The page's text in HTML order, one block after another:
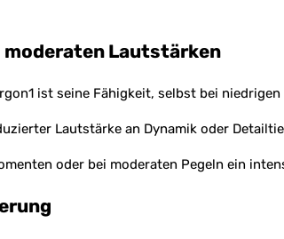
Lautstärken
ist seine Fähigkeit, selbst bei
Lautstärke an Dynamik oder
oder bei moderaten Pegeln ein